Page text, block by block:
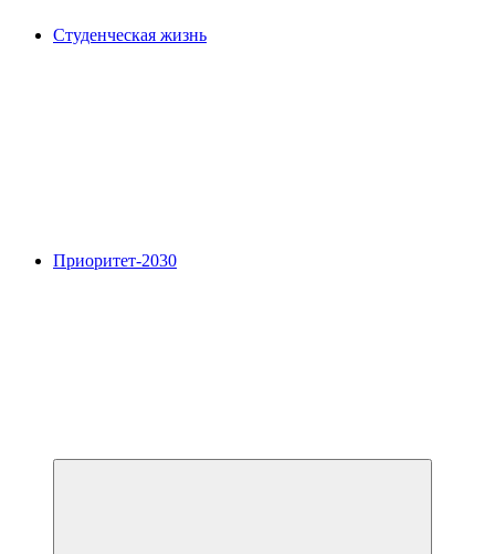
Студенческая жизнь
Приоритет-2030